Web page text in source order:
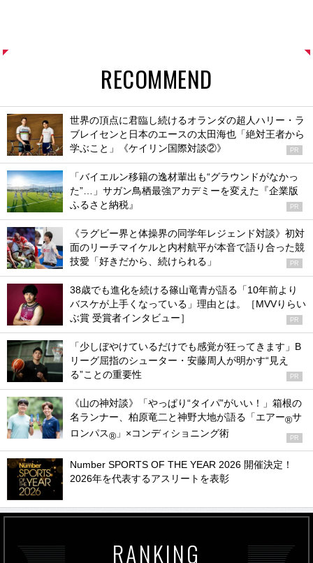
RECOMMEND
世界の頂点に君臨し続けるオランダの超人ハリー・ラ
ブレイセンと日本のエースの太田海也「絶対王者から
学ぶこと」《ケイリン国際対談②》
PR
「バイエルン移籍の逸材輩出も“グラウンドがなかっ
た”…」サガン鳥栖最強アカデミーを変えた『企業版
ふるさと納税』
PR
《ラグビー界と体操界の同学年レジェンド対談》初対
面のリーチマイケルと内村航平が本音で語り合った競
技愛「好きだから、続けられる」
PR
38歳でも進化を続ける篠山竜青が語る「10年前より
バスケが上手くなっている」理由とは。［MVVりらい
ぶ賞 受賞者インタビュー］
PR
「少しぼやけているだけでも感覚が狂ってきます」B
リーグ屈指のシューター・安藤周人が明かす“見え
る”ことの重要性
PR
《山の神対談》「やっぱり“タイパ”がいい！」箱根の
名ランナー、柏原竜二と神野大地が語る「エアー®サ
ロンパス® 」×コンディショニング術 PR
Number SPORTS OF THE YEAR 2026 開催決定！
2026年を代表するアスリートを表彰
RANKING